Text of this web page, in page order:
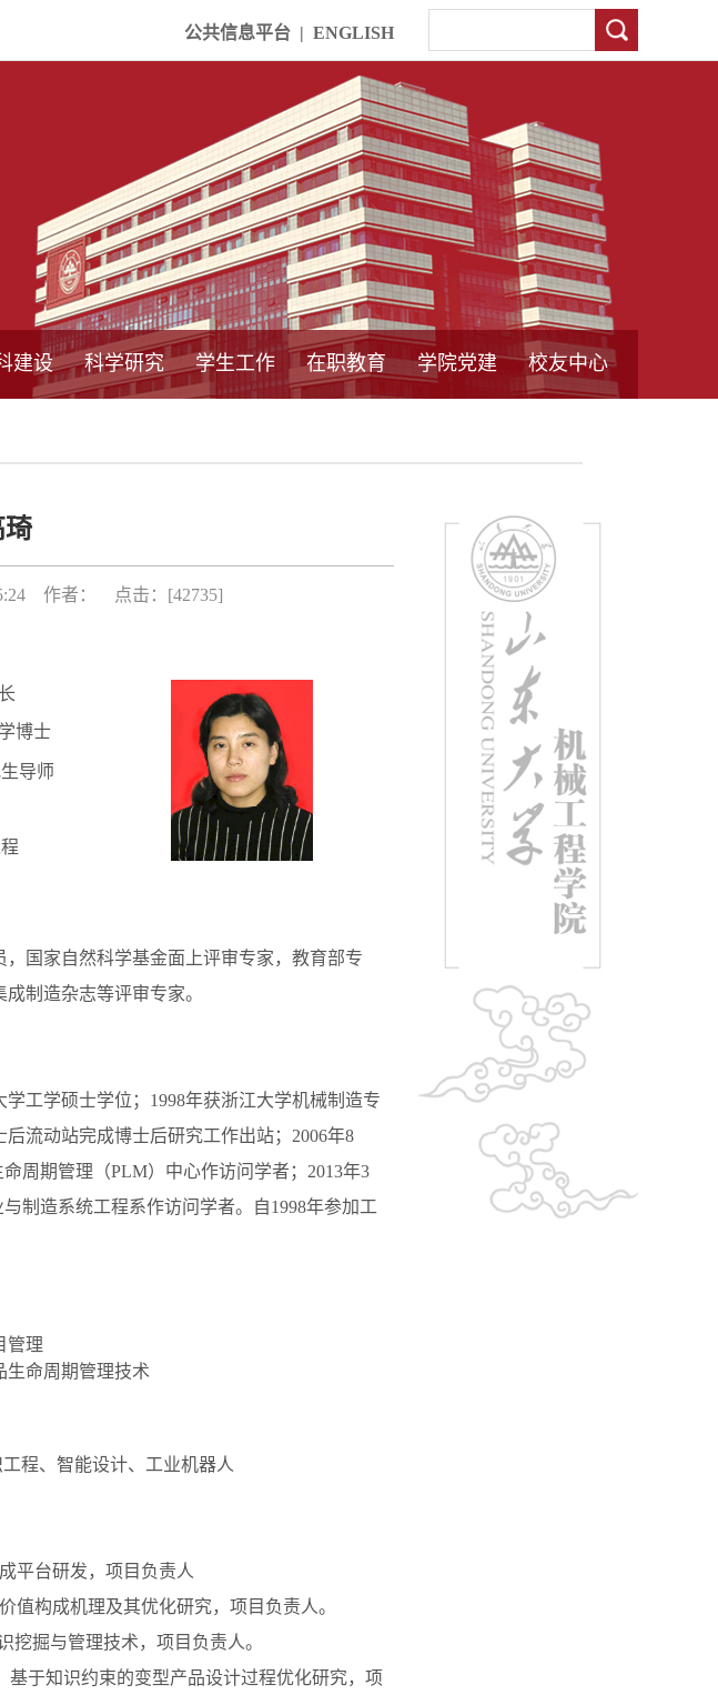
公共信息平台 | ENGLISH
建设 科学研究 学生工作 在职教育 学院党建 校友中心
琦
作者： 点击：[42735]
博士
导师
国家自然科学基金面上评审专家，教育部专
制造杂志等评审专家。
工学硕士学位；1998年获浙江大学机械制造专
流动站完成博士后研究工作出站；2006年8
周期管理（PLM）中心作访问学者；2013年3
制造系统工程系作访问学者。自1998年参加工
管理
生命周期管理技术
程、智能设计、工业机器人
平台研发，项目负责人
值构成机理及其优化研究，项目负责人。
掘与管理技术，项目负责人。
于知识约束的变型产品设计过程优化研究，项